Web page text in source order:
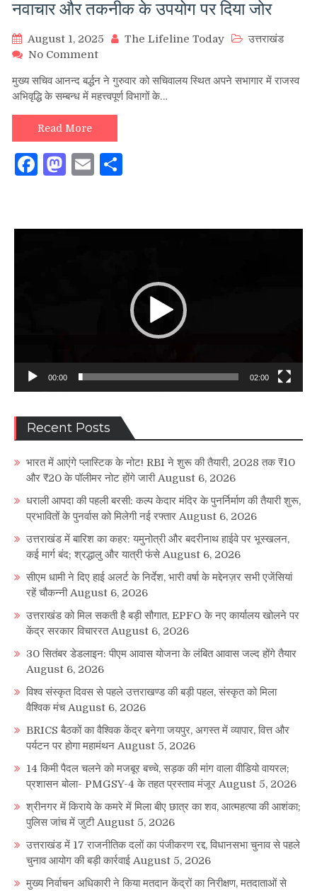
नवाचार और तकनीक के उपयोग पर दिया जोर
August 1, 2025 The Lifeline Today
उत्तराखंड
No Commenton
वृद्धि
को
लेकर
सचिव
की
बड़ी
तकनीक
मुख्य सचिव आनन्द बर्द्धन ने गुरुवार को सचिवालय स्थित अपने सभागार में राजस्व
अभिवृद्धि के सम्बन्ध में महत्त्वपूर्ण विभागों के…
Read More
Facebook
Mastodon
Email
00:00 02:00
Recent Posts
भारत में आएंगे प्लास्टिक के नोट! RBI ने शुरू की तैयारी, 2028 तक ₹10
और ₹20 के पॉलीमर नोट होंगे जारी August 6, 2026
धराली आपदा की पहली बरसी: कल्प केदार मंदिर के पुनर्निर्माण की तैयारी शुरू,
प्रभावितों के पुनर्वास को मिलेगी नई रफ्तार August 6, 2026
उत्तराखंड में बारिश का कहर: यमुनोत्री और बदरीनाथ हाईवे पर भूस्खलन,
कई मार्ग बंद; श्रद्धालु और यात्री फंसे August 6, 2026
सीएम धामी ने दिए हाई अलर्ट के निर्देश, भारी वर्षा के मद्देनज़र सभी एजेंसियां
रहें चौकन्नी August 6, 2026
उत्तराखंड को मिल सकती है बड़ी सौगात, EPFO के नए कार्यालय खोलने पर
केंद्र सरकार विचाररत August 6, 2026
30 सितंबर डेडलाइन: पीएम आवास योजना के लंबित आवास जल्द होंगे तैयार
August 6, 2026
विश्व संस्कृत दिवस से पहले उत्तराखण्ड की बड़ी पहल, संस्कृत को मिला
वैश्विक मंच August 6, 2026
BRICS बैठकों का वैश्विक केंद्र बनेगा जयपुर, अगस्त में व्यापार, वित्त और
पर्यटन पर होगा महामंथन August 5, 2026
14 किमी पैदल चलने को मजबूर बच्चे, सड़क की मांग वाला वीडियो वायरल;
प्रशासन बोला- PMGSY-4 के तहत प्रस्ताव मंजूर August 5, 2026
श्रीनगर में किराये के कमरे में मिला बीए छात्र का शव, आत्महत्या की आशंका;
पुलिस जांच में जुटी August 5, 2026
उत्तराखंड में 17 राजनीतिक दलों का पंजीकरण रद्द, विधानसभा चुनाव से पहले
चुनाव आयोग की बड़ी कार्रवाई August 5, 2026
मुख्य निर्वाचन अधिकारी ने किया मतदान केंद्रों का निरीक्षण, मतदाताओं से